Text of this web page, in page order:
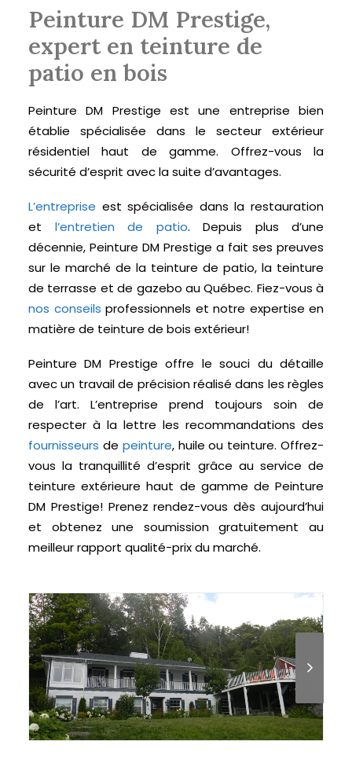
Peinture DM Prestige,
expert en teinture de
patio en bois
Peinture DM Prestige est une entreprise bien
établie spécialisée dans le secteur extérieur
résidentiel haut de gamme. Offrez-vous la
sécurité d’esprit avec la suite d’avantages.
L’entreprise est spécialisée dans la restauration
et l’entretien de patio. Depuis plus d’une
décennie, Peinture DM Prestige a fait ses preuves
sur le marché de la teinture de patio, la teinture
de terrasse et de gazebo au Québec. Fiez-vous à
nos conseils professionnels et notre expertise en
matière de teinture de bois extérieur!
Peinture DM Prestige offre le souci du détaille
avec un travail de précision réalisé dans les règles
de l’art. L’entreprise prend toujours soin de
respecter à la lettre les recommandations des
fournisseurs de peinture, huile ou teinture. Offrez-
vous la tranquillité d’esprit grâce au service de
teinture extérieure haut de gamme de Peinture
DM Prestige! Prenez rendez-vous dès aujourd’hui
et obtenez une soumission gratuitement au
meilleur rapport qualité-prix du marché.